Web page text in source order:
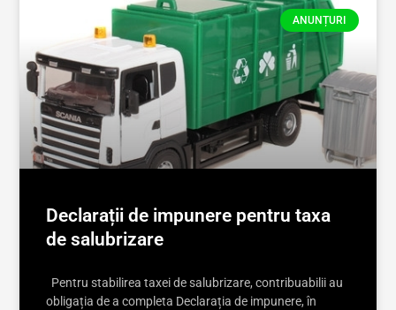
ANUNȚURI
Declarații de impunere pentru taxa
de salubrizare
Pentru stabilirea taxei de salubrizare, contribuabilii au
obligația de a completa Declarația de impunere, în